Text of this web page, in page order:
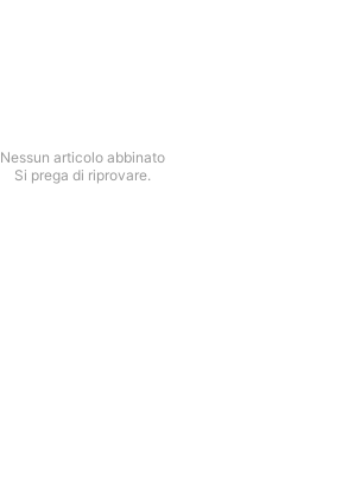
Nessun articolo abbinato
Si prega di riprovare.